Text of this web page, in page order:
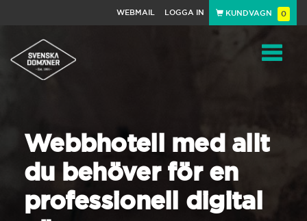
WEBMAIL LOGGA IN KUNDVAGN 0
Webbhotell med allt
du behöver för en
professionell digital